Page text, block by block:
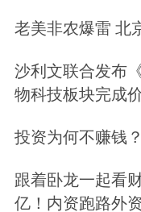
老美非农爆雷 北
沙利文联合发布
物科技板块完成
投资为何不赚钱？
跟着卧龙一起看
亿！内资跑路外